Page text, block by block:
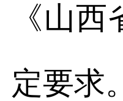
《山
定要求